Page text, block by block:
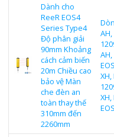
Dành cho
ReeR EOS4
Series Type4
Độ phân giải
90mm Khoảng
cách cảm biến
20m Chiều cao
bảo vệ Màn
che đèn an
toàn thay thế
310mm đến
2260mm
XH,
XH,